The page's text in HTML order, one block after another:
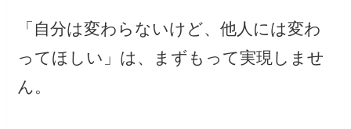
「自分は変わらないけど、他人には変わ
ってほしい」は、まずもって実現しませ
ん。